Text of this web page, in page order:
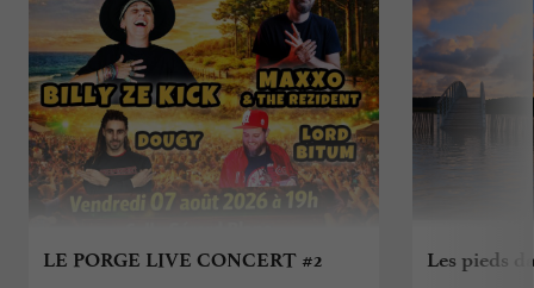
LE PORGE LIVE CONCERT #2 Les pieds